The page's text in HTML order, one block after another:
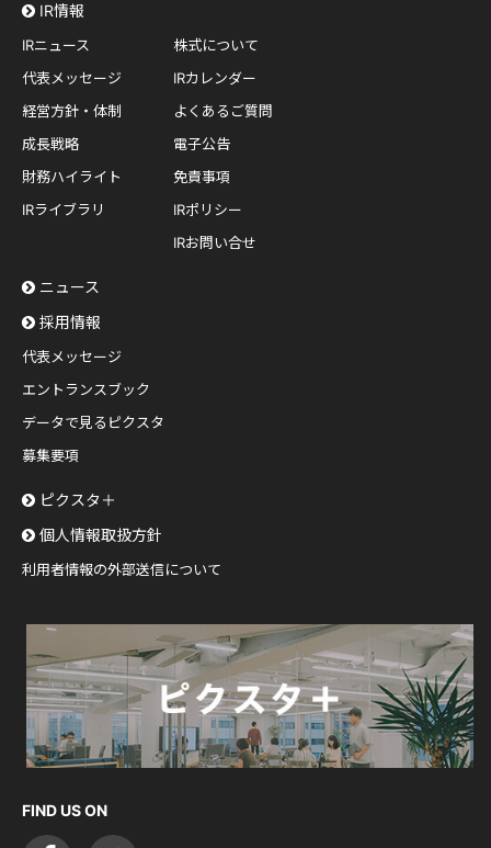
IR情報
IRニュース
代表メッセージ
経営方針・体制
成長戦略
財務ハイライト
IRライブラリ
株式について
IRカレンダー
よくあるご質問
電子公告
免責事項
IRポリシー
IRお問い合せ
ニュース
採用情報
代表メッセージ
エントランスブック
データで見るピクスタ
募集要項
ピクスタ＋
個人情報取扱方針
利用者情報の外部送信について
FIND US ON